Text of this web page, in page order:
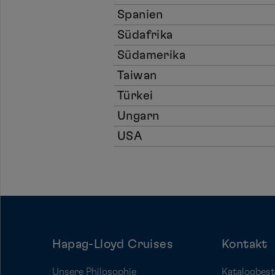
Spanien
Südafrika
Südamerika
Taiwan
Türkei
Ungarn
USA
Hapag-Lloyd Cruises
Unsere Philosophie
Kontakt